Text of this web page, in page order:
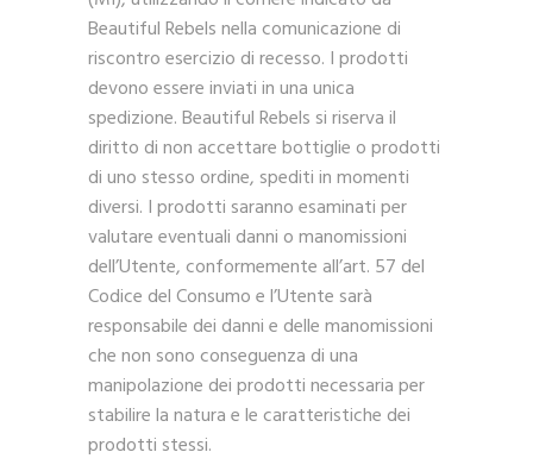
Beautiful Rebels nella comunicazione di
riscontro esercizio di recesso. I prodotti
devono essere inviati in una unica
spedizione. Beautiful Rebels si riserva il
diritto di non accettare bottiglie o prodotti
di uno stesso ordine, spediti in momenti
diversi. I prodotti saranno esaminati per
valutare eventuali danni o manomissioni
dell’Utente, conformemente all’art. 57 del
Codice del Consumo e l’Utente sarà
responsabile dei danni e delle manomissioni
che non sono conseguenza di una
manipolazione dei prodotti necessaria per
stabilire la natura e le caratteristiche dei
prodotti stessi.